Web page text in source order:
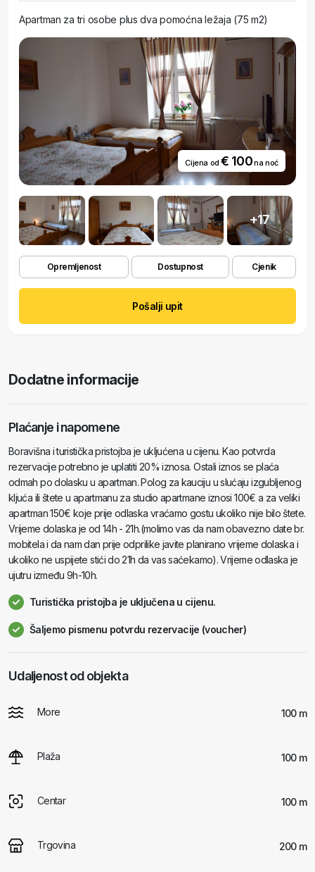
Apartman za tri osobe plus dva pomoćna ležaja (75 m2)
Cijena od€ 100na noć
+17
Opremljenost Dostupnost Cjenik
Pošalji upit
Dodatne informacije
Plaćanje i napomene
Boravišna i turistička pristojba je ukljućena u cijenu. Kao potvrda
rezervacije potrebno je uplatiti 20% iznosa. Ostali iznos se plaća
odmah po dolasku u apartman. Polog za kauciju u slućaju izgubljenog
kljuća ili štete u apartmanu za studio apartmane iznosi 100€ a za veliki
apartman 150€ koje prije odlaska vraćamo gostu ukoliko nije bilo štete.
Vrijeme dolaska je od 14h - 21h.(molimo vas da nam obavezno date br.
mobitela i da nam dan prije odprilike javite planirano vrijeme dolaska i
ukoliko ne uspijete stići do 21h da vas saćekamo). Vrijeme odlaska je
ujutru između 9h-10h.
Turistička pristojba je uključena u cijenu.
Šaljemo pismenu potvrdu rezervacije (voucher)
Udaljenost od objekta
More 100 m
Plaža 100 m
Centar 100 m
Trgovina 200 m